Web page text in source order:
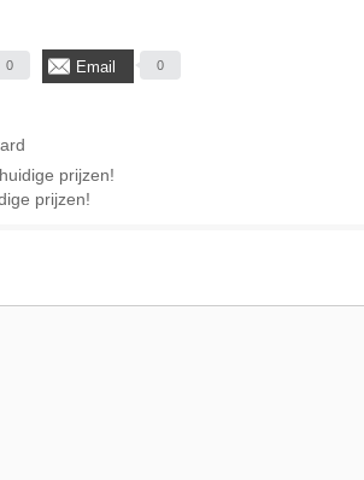
0 Email 0
prijzen!
prijzen!